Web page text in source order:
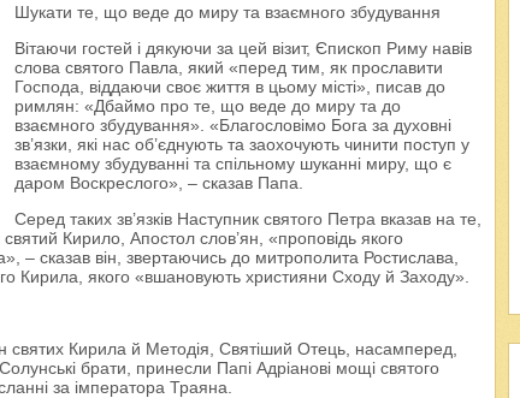
Шукати те, що веде до миру та взаємного збудування
Вітаючи гостей і дякуючи за цей візит, Єпископ Риму навів
слова святого Павла, який «перед тим, як прославити
Господа, віддаючи своє життя в цьому місті», писав до
римлян: «Дбаймо про те, що веде до миру та до
взаємного збудування». «Благословімо Бога за духовні
зв’язки, які нас об’єднують та заохочують чинити поступ у
взаємному збудуванні та спільному шуканні миру, що є
даром Воскреслого», – сказав Папа.
Серед таких зв’язків Наступник святого Петра вказав на те,
Кирило, Апостол слов’ян, «проповідь якого
сказав він, звертаючись до митрополита Ростислава,
Кирила, якого «вшановують християни Сходу й Заходу».
святих Кирила й Методія, Святіший Отець, насамперед,
брати, принесли Папі Адріанові мощі святого
за імператора Траяна.